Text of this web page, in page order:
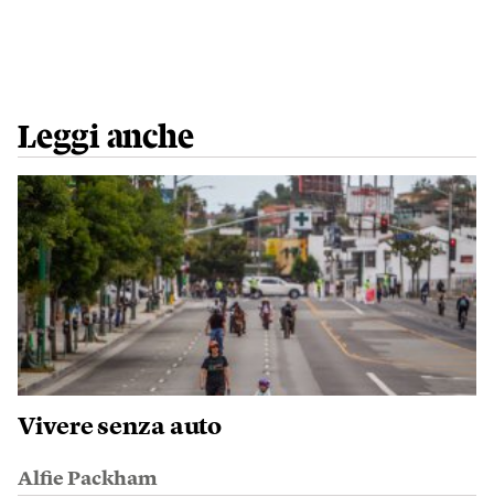
Leggi anche
Vivere senza auto
Alfie Packham